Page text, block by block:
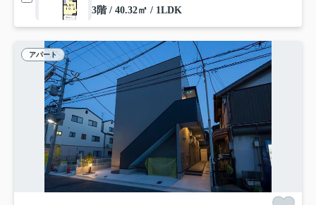
3階 / 40.32㎡ / 1LDK
アパート